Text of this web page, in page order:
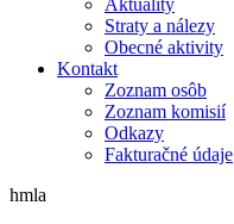
Aktuality
Straty a nálezy
Obecné aktivity
Kontakt
Zoznam osôb
Zoznam komisií
Odkazy
Fakturačné údaje
hmla